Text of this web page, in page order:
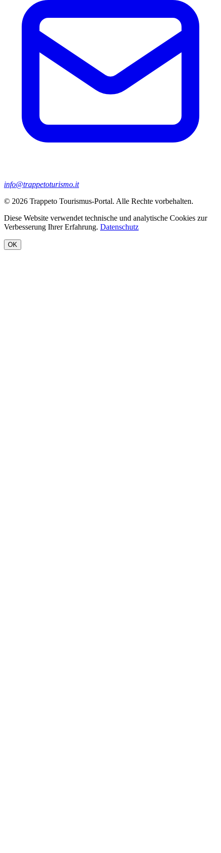
info@trappetoturismo.it
© 2026 Trappeto Tourismus-Portal. Alle Rechte vorbehalten.
Diese Website verwendet technische und analytische Cookies zur
Verbesserung Ihrer Erfahrung. Datenschutz
OK